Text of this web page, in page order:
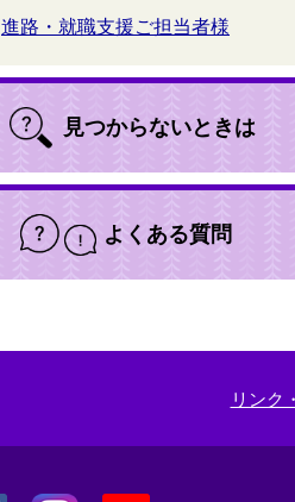
進路・就職支援ご担当者様
見つからないときは
よくある質問
リンク